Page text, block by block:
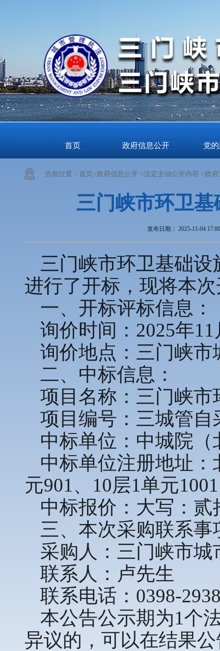
首页 政府信息公开 党
当前位置： 首页>政府信息公开 >法定主动公开内容 >政府
三门峡市环卫
发布日期： 2025-11-04 17:00
三门峡市环卫基础设
进行了开标，现将本
一、开标评标信息：
询价时间：2025年
询价地点：三门峡
二、中标信息：
项目名称：三门峡
项目编号：三城管自
中标单位：中城院
中标单位注册地址
元901、10层1单元
中标报价：大写：贰
三、本次采购联系事
采购人：三门峡市城
联系人：卢先生
联系电话：0398-
本公告公示期为1个
异议的，可以在结果